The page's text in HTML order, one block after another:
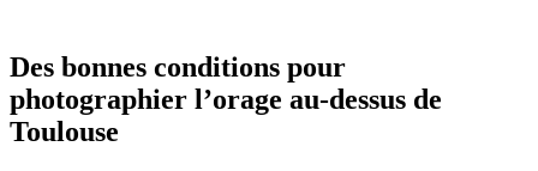
Des bonnes conditions pour
photographier l’orage au-dessus de
Toulouse